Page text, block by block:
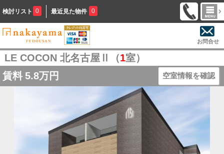
検討リスト 0 最近見た物件 0
お問合せ
LE COCON 北名古屋Ⅱ（1室）
賃料 5.8万円 空室情報を確認